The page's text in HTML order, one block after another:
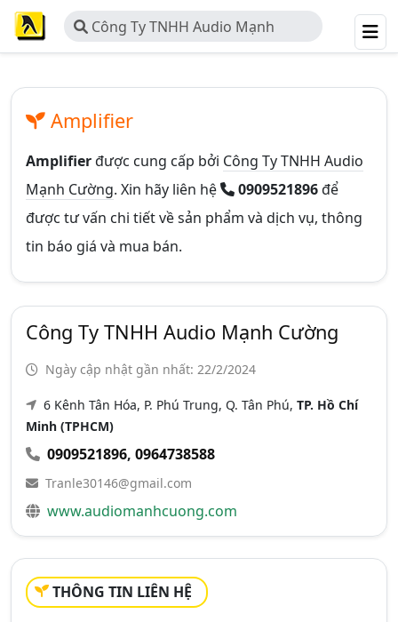
Công Ty TNHH Audio Mạnh
Cường
Amplifier
Amplifierđược cung cấp bởi Công Ty TNHH Audio
Mạnh Cường. Xin hãy liên hệ 0909521896để
được tư vấn chi tiết về sản phẩm và dịch vụ, thông
tin báo giá và mua bán.
Công Ty TNHH Audio Mạnh Cường
Ngày cập nhật gần nhất: 22/2/2024
6 Kênh Tân Hóa, P. Phú Trung, Q. Tân Phú, TP. Hồ Chí
Minh (TPHCM)
0909521896, 0964738588
Tranle30146@gmail.com
www.audiomanhcuong.com
THÔNG TIN LIÊN HỆ